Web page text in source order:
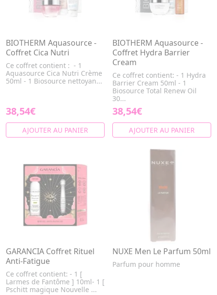
BIOTHERM Aquasource -
Coffret Cica Nutri
Ce coffret contient : - 1
Aquasource Cica Nutri Crème
50ml - 1 Biosource nettoyan...
38,54€
AJOUTER AU PANIER
BIOTHERM Aquasource -
Coffret Hydra Barrier
Cream
Ce coffret contient: - 1 Hydra
Barrier Cream 50ml - 1
Biosource Total Renew Oil
30...
38,54€
AJOUTER AU PANIER
GARANCIA Coffret Rituel
Anti-Fatigue
Ce coffret contient: - 1 [
Larmes de Fantôme ] 10ml- 1 [
Pschitt magique Nouvelle ...
NUXE Men Le Parfum 50ml
Parfum pour homme